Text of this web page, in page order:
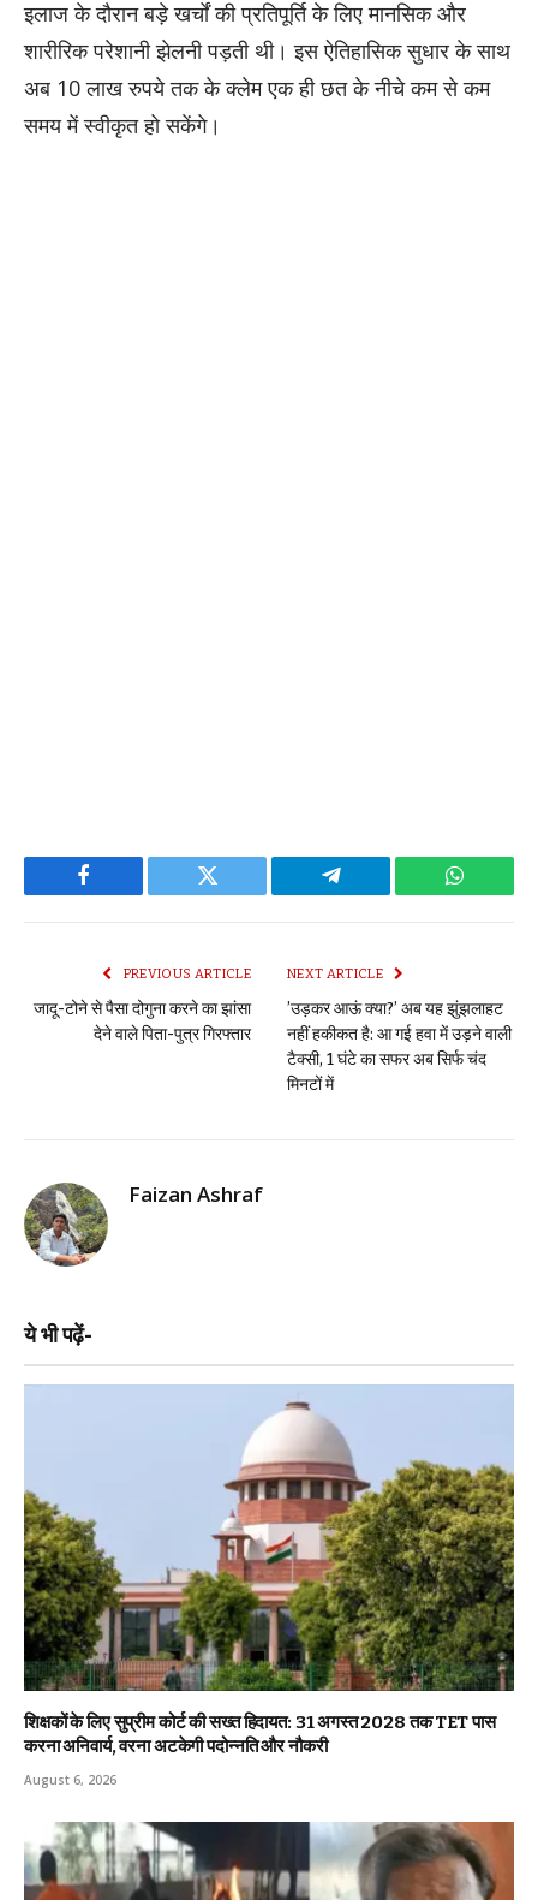
इलाज के दौरान बड़े खर्चों की प्रतिपूर्ति के लिए मानसिक और
शारीरिक परेशानी झेलनी पड़ती थी। इस ऐतिहासिक सुधार के साथ
अब 10 लाख रुपये तक के क्लेम एक ही छत के नीचे कम से कम
समय में स्वीकृत हो सकेंगे।
Facebook Twitter Telegram
PREVIOUS ARTICLE
जादू-टोने से पैसा दोगुना करने का झांसा
देने वाले पिता-पुत्र गिरफ्तार
NEXT ARTICLE
​’उड़कर आऊं क्या?’ अब यह झुंझलाहट
नहीं हकीकत है: आ गई हवा में उड़ने वाली
टैक्सी, 1 घंटे का सफर अब सिर्फ चंद
मिनटों में
Faizan Ashraf
ये भी पढ़ें-
शिक्षकों के लिए सुप्रीम कोर्ट की सख्त हिदायत: 31 अगस्त 2028 तक TET पास
करना अनिवार्य, वरना अटकेगी पदोन्नति और नौकरी
August 6, 2026